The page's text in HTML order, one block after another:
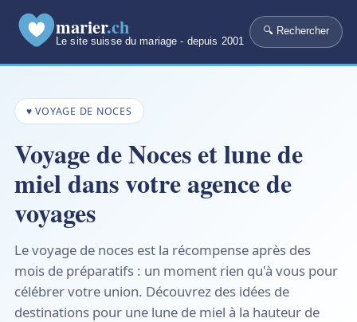
marier.ch
Le site suisse du mariage - depuis 2001
🔍 Rechercher
♥ VOYAGE DE NOCES
Voyage de Noces et lune de
miel dans votre agence de
voyages
Le voyage de noces est la récompense après des
mois de préparatifs : un moment rien qu'à vous pour
célébrer votre union. Découvrez des idées de
destinations pour une lune de miel à la hauteur de